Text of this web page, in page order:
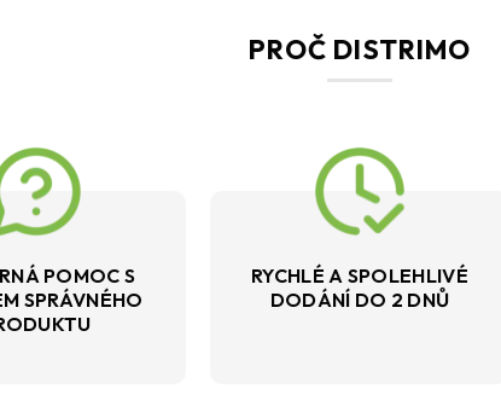
PROČ DISTRIMO
POMOC S
SPRÁVNÉHO
RYCHLÉ A SPOLEHLIVÉ
DODÁNÍ DO 2 DNŮ